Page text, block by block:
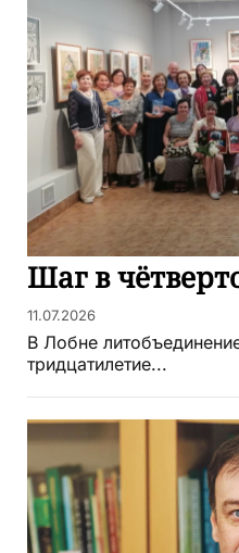
Шаг в
11.07.2026
В Лобне
тридцатилетие...